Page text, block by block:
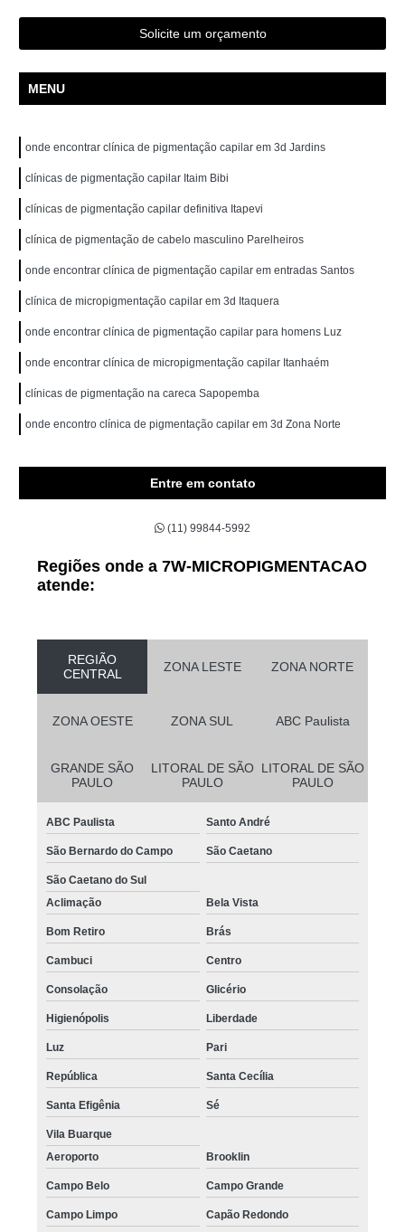
Solicite um orçamento
MENU
onde encontrar clínica de pigmentação capilar em 3d Jardins
clínicas de pigmentação capilar Itaim Bibi
clínicas de pigmentação capilar definitiva Itapevi
clínica de pigmentação de cabelo masculino Parelheiros
onde encontrar clínica de pigmentação capilar em entradas Santos
clínica de micropigmentação capilar em 3d Itaquera
onde encontrar clínica de pigmentação capilar para homens Luz
onde encontrar clínica de micropigmentação capilar Itanhaém
clínicas de pigmentação na careca Sapopemba
onde encontro clínica de pigmentação capilar em 3d Zona Norte
Entre em contato
(11) 99844-5992
Regiões onde a 7W-MICROPIGMENTACAO
atende:
REGIÃO
CENTRAL
ZONA LESTE ZONA NORTE
ZONA OESTE ZONA SUL ABC Paulista
GRANDE SÃO
PAULO
LITORAL DE SÃO
PAULO
LITORAL DE SÃO
PAULO
ABC Paulista Santo André
São Bernardo do Campo São Caetano
São Caetano do Sul
Aclimação
Bela Vista
Bom Retiro Brás
Cambuci Centro
Consolação Glicério
Higienópolis Liberdade
Luz Pari
República Santa Cecília
Santa Efigênia Sé
Vila Buarque
Aeroporto
Brooklin
Campo Belo Campo Grande
Campo Limpo Capão Redondo